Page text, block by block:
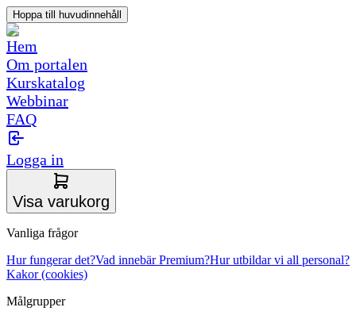
Hoppa till huvudinnehåll
Hem
Om portalen
Kurskatalog
Webbinar
FAQ
Logga in
Visa varukorg
Vanliga frågor
Hur fungerar det?Vad innebär Premium?Hur utbildar vi all personal?
Kakor (cookies)
Målgrupper